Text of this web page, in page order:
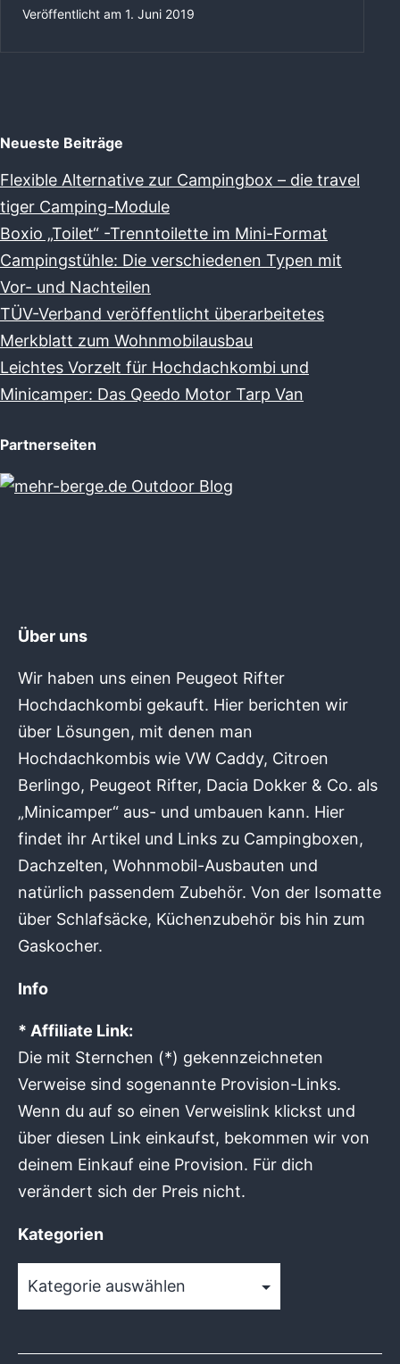
Veröffentlicht am 1. Juni 2019
Neueste Beiträge
Flexible Alternative zur Campingbox – die travel
tiger Camping-Module
Boxio „Toilet“ -Trenntoilette im Mini-Format
Campingstühle: Die verschiedenen Typen mit
Vor- und Nachteilen
TÜV-Verband veröffentlicht überarbeitetes
Merkblatt zum Wohnmobilausbau
Leichtes Vorzelt für Hochdachkombi und
Minicamper: Das Qeedo Motor Tarp Van
Partnerseiten
Über uns
Wir haben uns einen Peugeot Rifter
Hochdachkombi gekauft. Hier berichten wir
über Lösungen, mit denen man
Hochdachkombis wie VW Caddy, Citroen
Berlingo, Peugeot Rifter, Dacia Dokker & Co. als
„Minicamper“ aus- und umbauen kann. Hier
findet ihr Artikel und Links zu Campingboxen,
Dachzelten, Wohnmobil-Ausbauten und
natürlich passendem Zubehör. Von der Isomatte
über Schlafsäcke, Küchenzubehör bis hin zum
Gaskocher.
Info
* Affiliate Link:
Die mit Sternchen (*) gekennzeichneten
Verweise sind sogenannte Provision-Links.
Wenn du auf so einen Verweislink klickst und
über diesen Link einkaufst, bekommen wir von
deinem Einkauf eine Provision. Für dich
verändert sich der Preis nicht.
Kategorien
Kategorien